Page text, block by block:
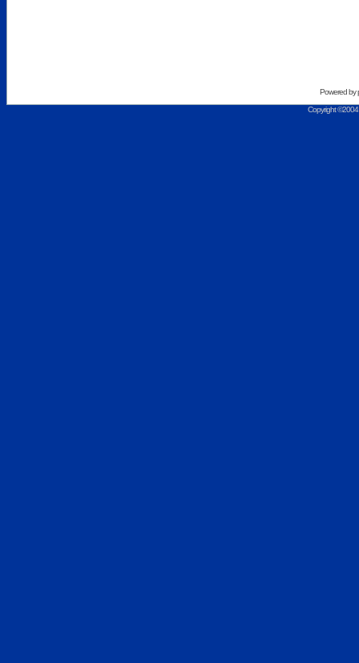
Powered by
Copyright ©2004